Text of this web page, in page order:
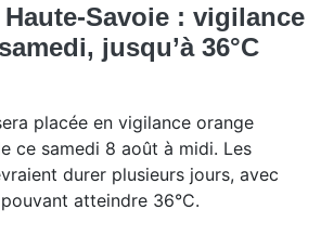
Savoie : vigilance
jusqu’à 36°C
placée en vigilance orange
ce samedi 8 août à midi. Les
durer plusieurs jours, avec
atteindre 36°C.